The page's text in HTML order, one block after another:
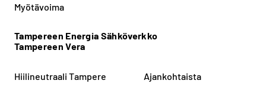
Myötävoima
Tampereen Energia Sähköverkko
Tampereen Vera
Hiilineutraali Tampere Ajankohtaista